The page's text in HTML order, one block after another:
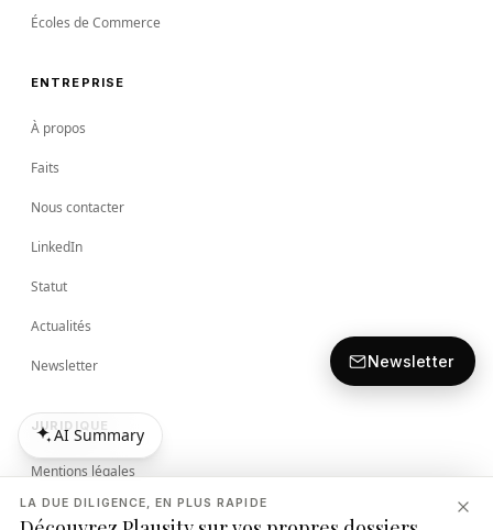
LA DUE DILIGENCE, EN PLUS RAPIDE
Écoles de Commerce
ENTREPRISE
À propos
Faits
Nous contacter
LinkedIn
Statut
Actualités
Newsletter
JURIDIQUE
Mentions légales
Conditions
AI Summary
AI Summary
Newsletter